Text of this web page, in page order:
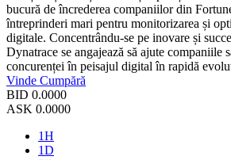
bucură de încrederea companiilor din
întreprinderi mari pentru monitorizarea și
digitale. Concentrându-se pe inovare și
Dynatrace se angajează să ajute companiile
concurenței în peisajul digital în rapidă
Vinde Cumpără
BID 0.0000
ASK 0.0000
1H
1D